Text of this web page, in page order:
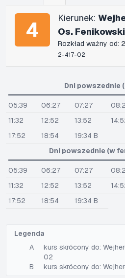
4 Kierunek:
Os.
Rozkład ważny od:
2-417-02
Dni powszednie
05:39 06:27 07:27
11:32
12:52 13:52
17:52
18:54
19:34 B
Dni powszednie (w
05:39 06:27 07:27
11:32
12:52 13:52
17:52
18:54 19:34 B
Legenda
A
kurs skrócony do:
02
B
kurs skrócony do: